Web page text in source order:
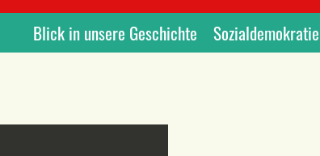
Blick in unsere Geschichte Sozialdemokratie